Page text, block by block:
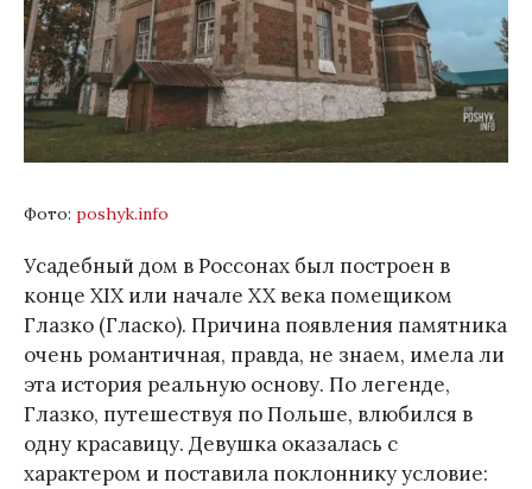
Фото: poshyk.info
Усадебный дом в Россонах был построен в
конце XIX или начале XX века помещиком
Глазко (Гласко). Причина появления памятника
очень романтичная, правда, не знаем, имела ли
эта история реальную основу. По легенде,
Глазко, путешествуя по Польше, влюбился в
одну красавицу. Девушка оказалась с
характером и поставила поклоннику условие: